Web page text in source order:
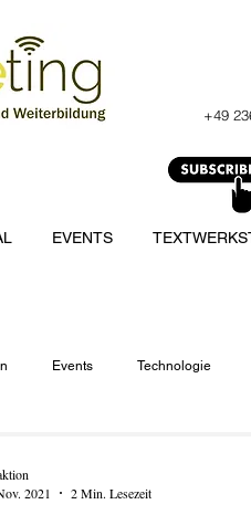
+49
Events Technologie
2021
2 Min. Lesezeit
EVENTS